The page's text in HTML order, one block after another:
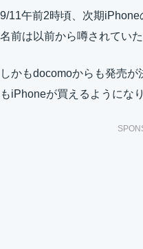
9/11午前2時頃、次期iPhone
名前は以前から噂されてい
しかもdocomoからも発売
もiPhoneが買えるようにな